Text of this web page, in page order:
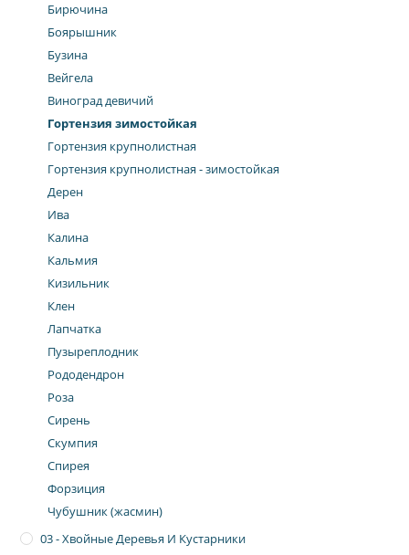
Бирючина
Боярышник
Бузина
Вейгела
Виноград девичий
Гортензия зимостойкая
Гортензия крупнолистная
Гортензия крупнолистная - зимостойкая
Дерен
Ива
Калина
Кальмия
Кизильник
Клен
Лапчатка
Пузыреплодник
Рододендрон
Роза
Сирень
Скумпия
Спирея
Форзиция
Чубушник (жасмин)
03 - Хвойные Деревья И Кустарники